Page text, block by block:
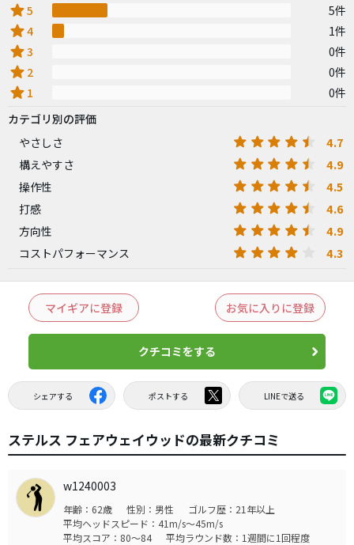
star5 5件
star4 1件
star3 0件
star 2 0件
star 1
0件
カテゴリ別の評価
やさしさ
4.7
構えやすさ 4.9
操作性 4.5
打感 4.6
方向性 4.9
コストパフォーマンス 4.3
マイギアに登録 お気に入りに登録
クチコミをする
シェアする ポストする LINEで送る
ステルス フェアウェイウッドの最新クチコミ
w1240003
年齢：62歳 性別：男性
ゴルフ歴：21年以上
平均ヘッドスピード：41m/s～45m/s
平均スコア：80～84
平均ラウンド数：1週間に1回程度